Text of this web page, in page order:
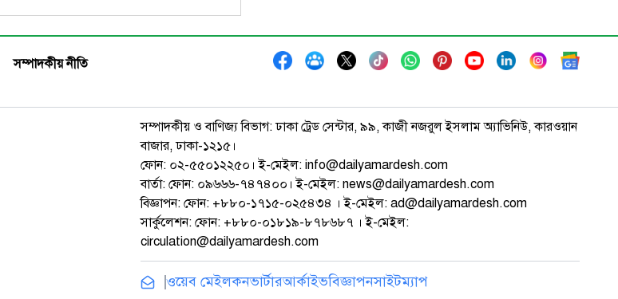
সম্পাদকীয় নীতি
সম্পাদকীয় ও বাণিজ্য বিভাগ: ঢাকা ট্রেড সেন্টার, ৯৯, কাজী নজরুল ইসলাম অ্যাভিনিউ, কারওয়ান
বাজার, ঢাকা-১২১৫।
ফোন: ০২-৫৫০১২২৫০। ই-মেইল: info@dailyamardesh.com
বার্তা: ফোন: ০৯৬৬৬-৭৪৭৪০০। ই-মেইল: news@dailyamardesh.com
বিজ্ঞাপন: ফোন: +৮৮০-১৭১৫-০২৫৪৩৪ । ই-মেইল: ad@dailyamardesh.com
সার্কুলেশন: ফোন: +৮৮০-০১৮১৯-৮৭৮৬৮৭ । ই-মেইল:
circulation@dailyamardesh.com
ওয়েব মেইলকনভার্টারআর্কাইভবিজ্ঞাপনসাইটম্যাপ